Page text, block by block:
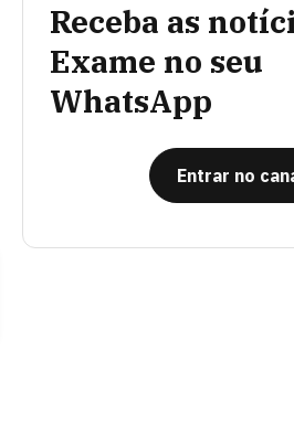
Receba as
Exame no seu
WhatsApp
Entrar no